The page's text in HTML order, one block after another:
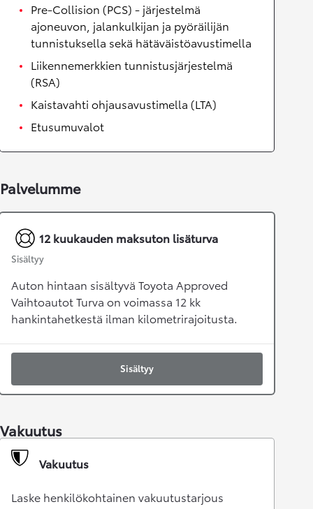
Pre-Collision (PCS) - järjestelmä
ajoneuvon, jalankulkijan ja pyöräilijän
tunnistuksella sekä hätäväistöavustimella
Liikennemerkkien tunnistusjärjestelmä
(RSA)
Kaistavahti ohjausavustimella (LTA)
Etusumuvalot
Palvelumme
12 kuukauden maksuton lisäturva
Sisältyy
Auton hintaan sisältyvä Toyota Approved
Vaihtoautot Turva on voimassa 12 kk
hankintahetkestä ilman kilometrirajoitusta.
Sisältyy
Vakuutus
Vakuutus
Laske henkilökohtainen vakuutustarjous